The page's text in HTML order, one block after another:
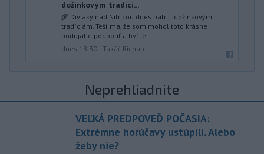
dožinkovým tradíci...
🌾 Diviaky nad Nitricou dnes patrili dožinkovým
tradíciám. Teší ma, že som mohol toto krásne
podujatie podporiť a byť je...
dnes 18:30 | Takáč Richard
Neprehliadnite
VEĽKÁ PREDPOVEĎ POČASIA:
Extrémne horúčavy ustúpili. Alebo
žeby nie?